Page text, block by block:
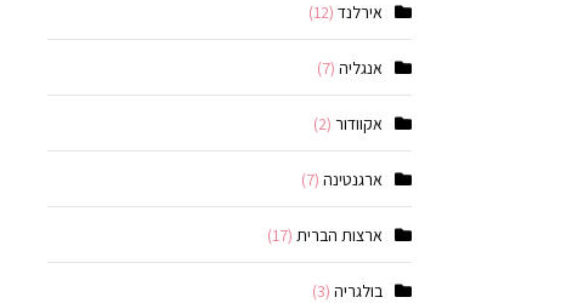
אירלנד (12)
אנגליה (7)
אקוודור (2)
ארגנטינה (7)
ארצות הברית (17)
בולגריה (3)